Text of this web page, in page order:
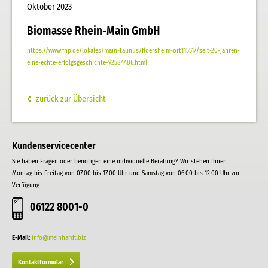
Oktober 2023
Biomasse Rhein-Main GmbH
https://www.fnp.de/lokales/main-taunus/floersheim-ort115517/seit-20-jahren-
eine-echte-erfolgsgeschichte-92584486.html
zurück zur Übersicht
Kundenservicecenter
Sie haben Fragen oder benötigen eine individuelle Beratung? Wir stehen Ihnen
Montag bis Freitag von 07.00 bis 17.00 Uhr und Samstag von 06.00 bis 12.00 Uhr zur
Verfügung.
06122 8001-0
E-Mail: info@meinhardt.biz
Kontaktformular